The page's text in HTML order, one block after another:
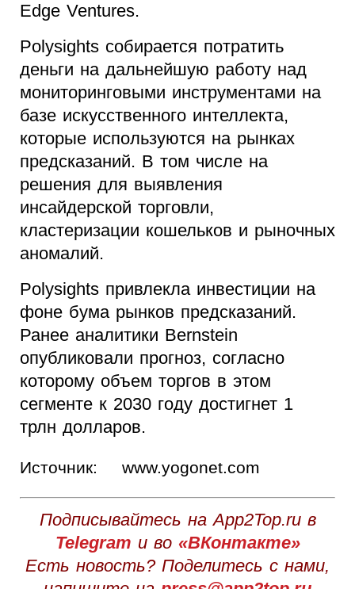
Edge Ventures.
Polysights собирается потратить
деньги на дальнейшую работу над
мониторинговыми инструментами на
базе искусственного интеллекта,
которые используются на рынках
предсказаний. В том числе на
решения для выявления
инсайдерской торговли,
кластеризации кошельков и рыночных
аномалий.
Polysights привлекла инвестиции на
фоне бума рынков предсказаний.
Ранее аналитики Bernstein
опубликовали прогноз, согласно
которому объем торгов в этом
сегменте к 2030 году достигнет 1
трлн долларов.
Источник: www.yogonet.com
Подписывайтесь на App2Top.ru в
Telegram и во «ВКонтакте»
Есть новость? Поделитесь с нами,